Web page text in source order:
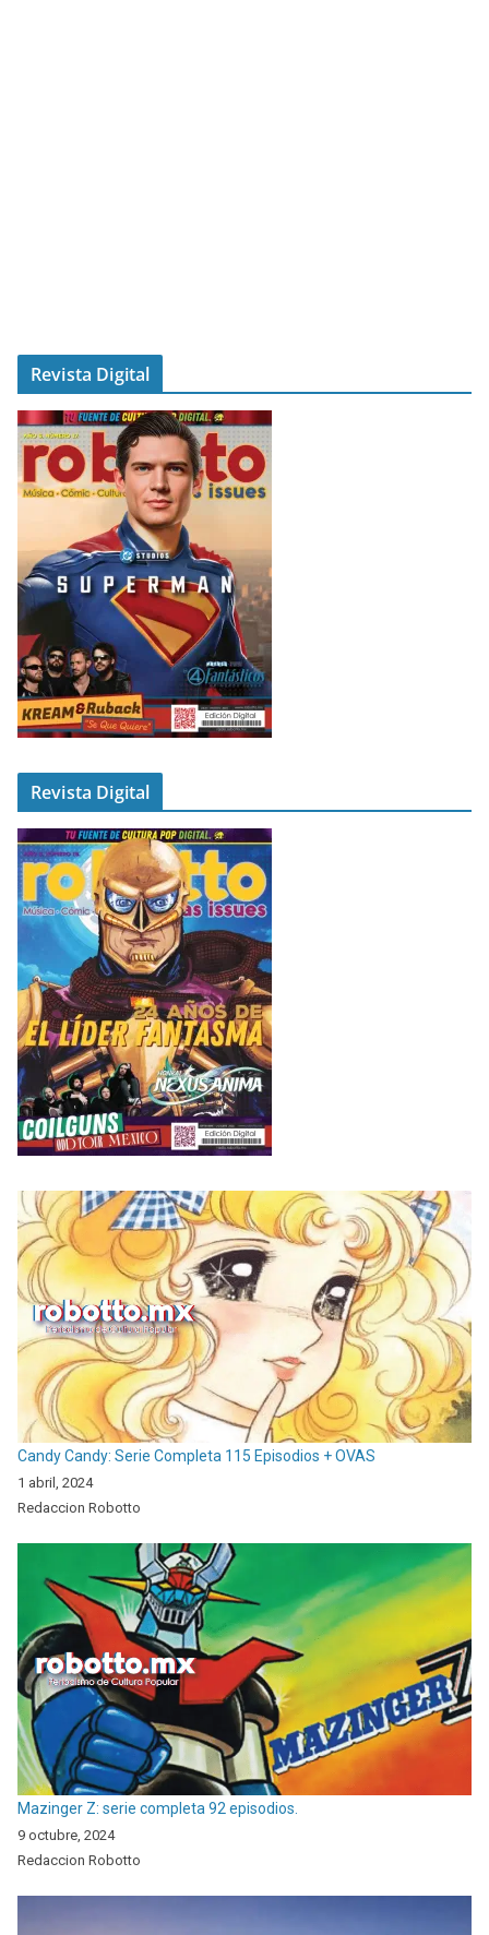
Revista Digital
Revista Digital
Candy Candy: Serie Completa 115 Episodios + OVAS
1 abril, 2024
Redaccion Robotto
Mazinger Z: serie completa 92 episodios.
9 octubre, 2024
Redaccion Robotto